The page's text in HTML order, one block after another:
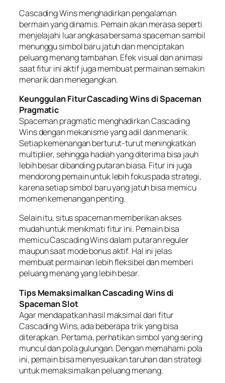
Cascading Wins menghadirkan pengalaman
bermain yang dinamis. Pemain akan merasa seperti
menjelajahi luar angkasa bersama spaceman sambil
menunggu simbol baru jatuh dan menciptakan
peluang menang tambahan. Efek visual dan animasi
saat fitur ini aktif juga membuat permainan semakin
menarik dan menegangkan.
Keunggulan Fitur Cascading Wins di Spaceman
Pragmatic
Spaceman pragmatic menghadirkan Cascading
Wins dengan mekanisme yang adil dan menarik.
Setiap kemenangan berturut-turut meningkatkan
multiplier, sehingga hadiah yang diterima bisa jauh
lebih besar dibanding putaran biasa. Fitur ini juga
mendorong pemain untuk lebih fokus pada strategi,
karena setiap simbol baru yang jatuh bisa memicu
momen kemenangan penting.
Selain itu, situs spaceman memberikan akses
mudah untuk menikmati fitur ini. Pemain bisa
memicu Cascading Wins dalam putaran reguler
maupun saat mode bonus aktif. Hal ini jelas
membuat permainan lebih fleksibel dan memberi
peluang menang yang lebih besar.
Tips Memaksimalkan Cascading Wins di
Spaceman Slot
Agar mendapatkan hasil maksimal dari fitur
Cascading Wins, ada beberapa trik yang bisa
diterapkan. Pertama, perhatikan simbol yang sering
muncul dan pola gulungan. Dengan memahami pola
ini, pemain bisa menyesuaikan taruhan dan strategi
untuk memaksimalkan peluang menang.